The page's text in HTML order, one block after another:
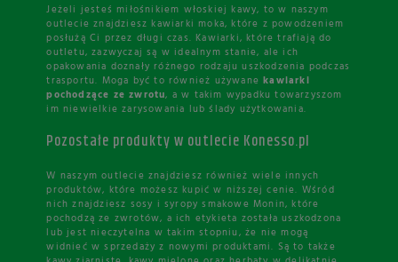
Jeżeli jesteś miłośnikiem włoskiej kawy, to w naszym
outlecie znajdziesz kawiarki moka, które z powodzeniem
posłużą Ci przez długi czas. Kawiarki, które trafiają do
outletu, zazwyczaj są w idealnym stanie, ale ich
opakowania doznały różnego rodzaju uszkodzenia podczas
trasportu. Moga być to również używanekawiarki
pochodzące ze zwrotu, a w takim wypadku towarzyszom
im niewielkie zarysowania lub ślady użytkowania.
Pozostałe produkty w outlecie Konesso.pl
W naszym outlecie znajdziesz również wiele innych
produktów, które możesz kupić w niższej cenie. Wśród
nich znajdziesz sosy i syropy smakowe Monin, które
pochodzą ze zwrotów, a ich etykieta została uszkodzona
lub jest nieczytelna w takim stopniu, że nie mogą
widnieć w sprzedaży z nowymi produktami. Są to także